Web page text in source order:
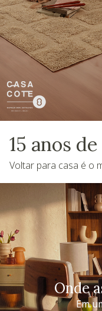
15 anos
Voltar para casa é o
Onde
Em